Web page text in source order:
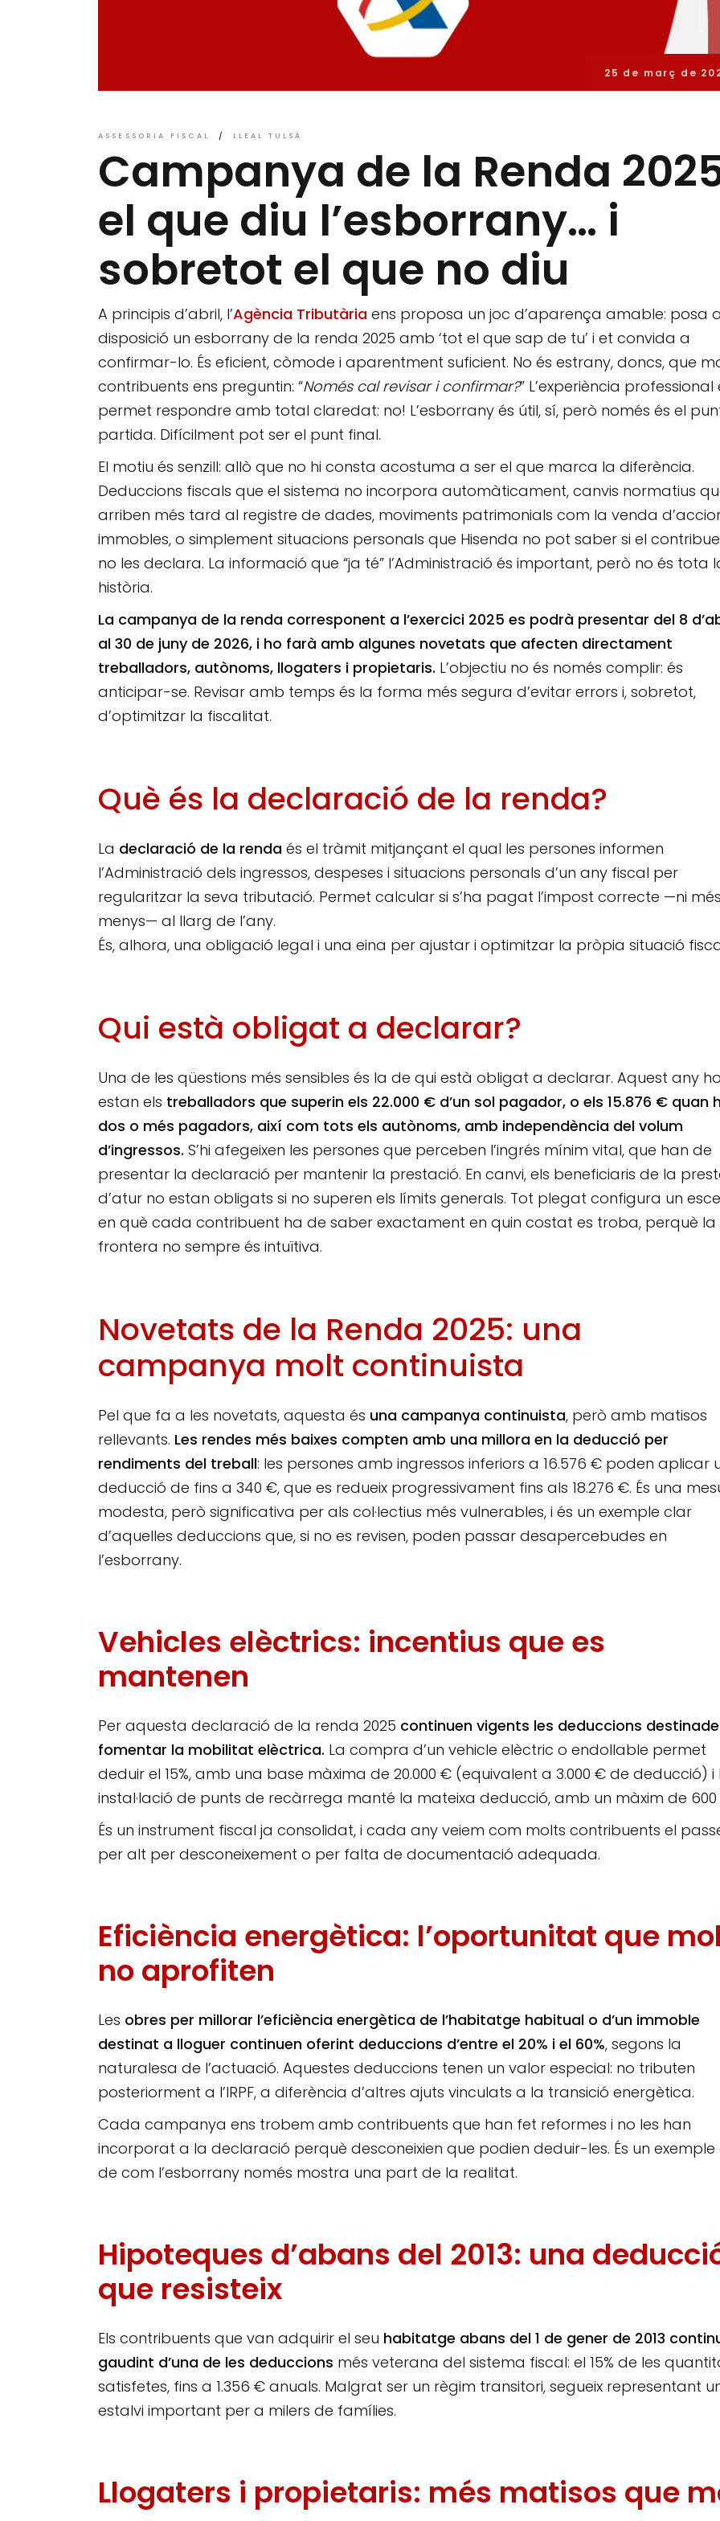
25 de març de
ASSESSORIA FISCAL LLEAL TULSÀ
Campanya de la Renda
el que diu l’esborrany… i
sobretot el que no diu
A principis d’abril, l’Agència Tributària ens proposa un joc d’aparença amable: posa a
disposició un esborrany de la renda 2025 amb ‘tot el que sap de tu’ i et convida a
confirmar-lo. És eficient, còmode i aparentment suficient. No és estrany, doncs, que
contribuents ens preguntin: “Només cal revisar i confirmar?” L’experiència professional
permet respondre amb total claredat: no! L’esborrany és útil, sí, però només és el
partida. Difícilment pot ser el punt final.
El motiu és senzill: allò que no hi consta acostuma a ser el que marca la diferència.
Deduccions fiscals que el sistema no incorpora automàticament, canvis normatius
arriben més tard al registre de dades, moviments patrimonials com la venda
immobles, o simplement situacions personals que Hisenda no pot saber si el
no les declara. La informació que “ja té” l’Administració és important, però no és tota
història.
La campanya de la renda corresponent a l’exercici 2025 es podrà presentar del 8
al 30 de juny de 2026, i ho farà amb algunes novetats que afecten directament
treballadors, autònoms, llogaters i propietaris. L’objectiu no és només complir: és
anticipar-se. Revisar amb temps és la forma més segura d’evitar errors i, sobretot,
d’optimitzar la fiscalitat.
Què és la declaració de la renda?
La declaració de la renda és el tràmit mitjançant el qual les persones informen
l’Administració dels ingressos, despeses i situacions personals d’un any fiscal per
regularitzar la seva tributació. Permet calcular si s’ha pagat l’impost correcte —ni
menys— al llarg de l’any.
És, alhora, una obligació legal i una eina per ajustar i optimitzar la pròpia situació
Qui està obligat a declarar?
Una de les qüestions més sensibles és la de qui està obligat a declarar. Aquest any ho
estan els treballadors que superin els 22.000 € d’un sol pagador, o els 15.876 € quan
dos o més pagadors, així com tots els autònoms, amb independència del volum
d’ingressos. S’hi afegeixen les persones que perceben l’ingrés mínim vital, que han de
presentar la declaració per mantenir la prestació. En canvi, els beneficiaris de la
d’atur no estan obligats si no superen els límits generals. Tot plegat configura un
en què cada contribuent ha de saber exactament en quin costat es troba, perquè la
frontera no sempre és intuïtiva.
Novetats de la Renda 2025: una
campanya molt continuista
Pel que fa a les novetats, aquesta és una campanya continuista, però amb matisos
rellevants. Les rendes més baixes compten amb una millora en la deducció per
rendiments del treball: les persones amb ingressos inferiors a 16.576 € poden aplicar
deducció de fins a 340 €, que es redueix progressivament fins als 18.276 €. És una
modesta, però significativa per als col·lectius més vulnerables, i és un exemple clar
d’aquelles deduccions que, si no es revisen, poden passar desapercebudes en
l’esborrany.
Vehicles elèctrics: incentius que es
mantenen
Per aquesta declaració de la renda 2025 continuen vigents les deduccions
fomentar la mobilitat elèctrica. La compra d’un vehicle elèctric o endollable permet
deduir el 15%, amb una base màxima de 20.000 € (equivalent a 3.000 € de deducció) i
instal·lació de punts de recàrrega manté la mateixa deducció, amb un màxim de 600
És un instrument fiscal ja consolidat, i cada any veiem com molts contribuents el
per alt per desconeixement o per falta de documentació adequada.
Eficiència energètica: l’oportunitat que
no aprofiten
Les obres per millorar l’eficiència energètica de l’habitatge habitual o d’un immoble
destinat a lloguer continuen oferint deduccions d’entre el 20% i el 60%, segons la
naturalesa de l’actuació. Aquestes deduccions tenen un valor especial: no tributen
posteriorment a l’IRPF, a diferència d’altres ajuts vinculats a la transició energètica.
Cada campanya ens trobem amb contribuents que han fet reformes i no les han
incorporat a la declaració perquè desconeixien que podien deduir-les. És un
de com l’esborrany només mostra una part de la realitat.
Hipoteques d’abans del 2013: una
que resisteix
Els contribuents que van adquirir el seu habitatge abans del 1 de gener de 2013
gaudint d’una de les deduccions més veterana del sistema fiscal: el 15% de les
satisfetes, fins a 1.356 € anuals. Malgrat ser un règim transitori, segueix representant
estalvi important per a milers de famílies.
Llogaters i propietaris: més matisos que